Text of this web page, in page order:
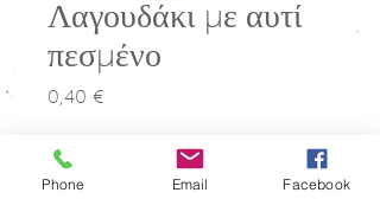
Λαγουδάκι με αυτί
πεσμένο
0,40 €Τιμή
Μέγεθος
Phone Email Facebook